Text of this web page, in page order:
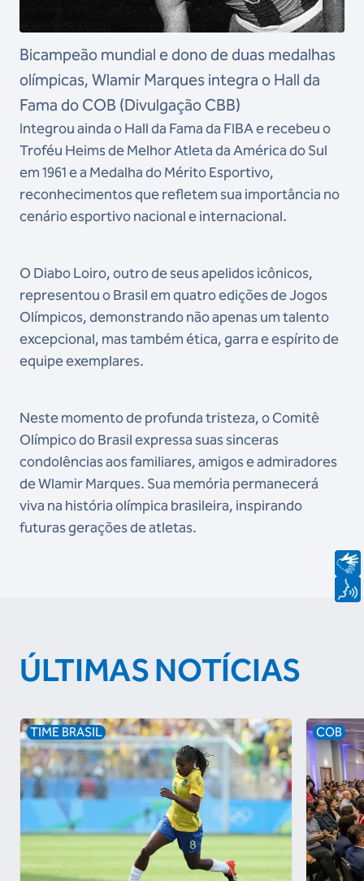
Bicampeão mundial e dono de duas medalhas
olímpicas, Wlamir Marques integra o Hall da
Fama do COB (Divulgação CBB)
Integrou ainda o Hall da Fama da FIBA e recebeu o
Troféu Heims de Melhor Atleta da América do Sul
em 1961 e a Medalha do Mérito Esportivo,
reconhecimentos que refletem sua importância no
cenário esportivo nacional e internacional.
O Diabo Loiro, outro de seus apelidos icônicos,
representou o Brasil em quatro edições de Jogos
Olímpicos, demonstrando não apenas um talento
excepcional, mas também ética, garra e espírito de
equipe exemplares.
Neste momento de profunda tristeza, o Comitê
Olímpico do Brasil expressa suas sinceras
condolências aos familiares, amigos e admiradores
de Wlamir Marques. Sua memória permanecerá
viva na história olímpica brasileira, inspirando
futuras gerações de atletas.
ÚLTIMAS NOTÍCIAS
TIME BRASIL COB